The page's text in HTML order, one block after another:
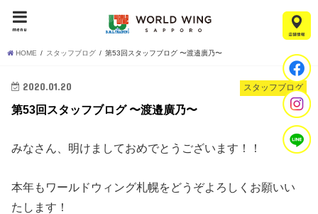
menu
HOME スタッフブログ 第53回スタッフブログ 〜渡邉廣乃〜
スタッフブログ
2020.01.20
第53回スタッフブログ 〜渡邉廣乃〜
みなさん、明けましておめでとうございます！！
本年もワールドウィング札幌をどうぞよろしくお願いい
たします！